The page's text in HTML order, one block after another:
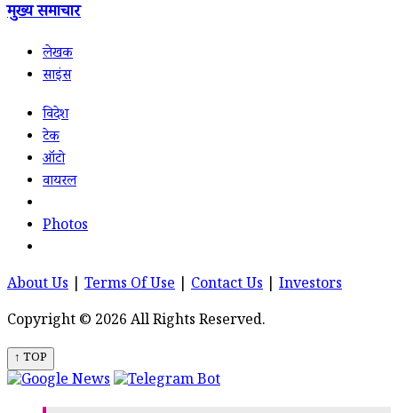
मुख्य समाचार
लेखक
साइंस
विदेश
टेक
ऑटो
वायरल
Photos
About Us Terms Of Use Contact Us
Investors
Copyright © 2026 All Rights Reserved.
↑ TOP